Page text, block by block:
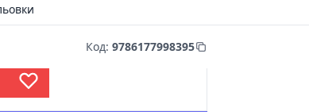
Код: 9786177998395